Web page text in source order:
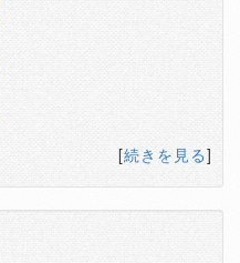
[続きを見る]